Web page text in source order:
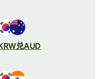
兑AUD